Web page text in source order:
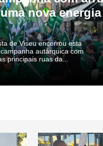
nova
de Viseu encerrou esta
autárquica com
principais ruas da...